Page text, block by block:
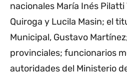
nacionales María Inés
Quiroga y Lucila Masin; el
Municipal, Gustavo
provinciales; funcionarios
autoridades del Ministerio